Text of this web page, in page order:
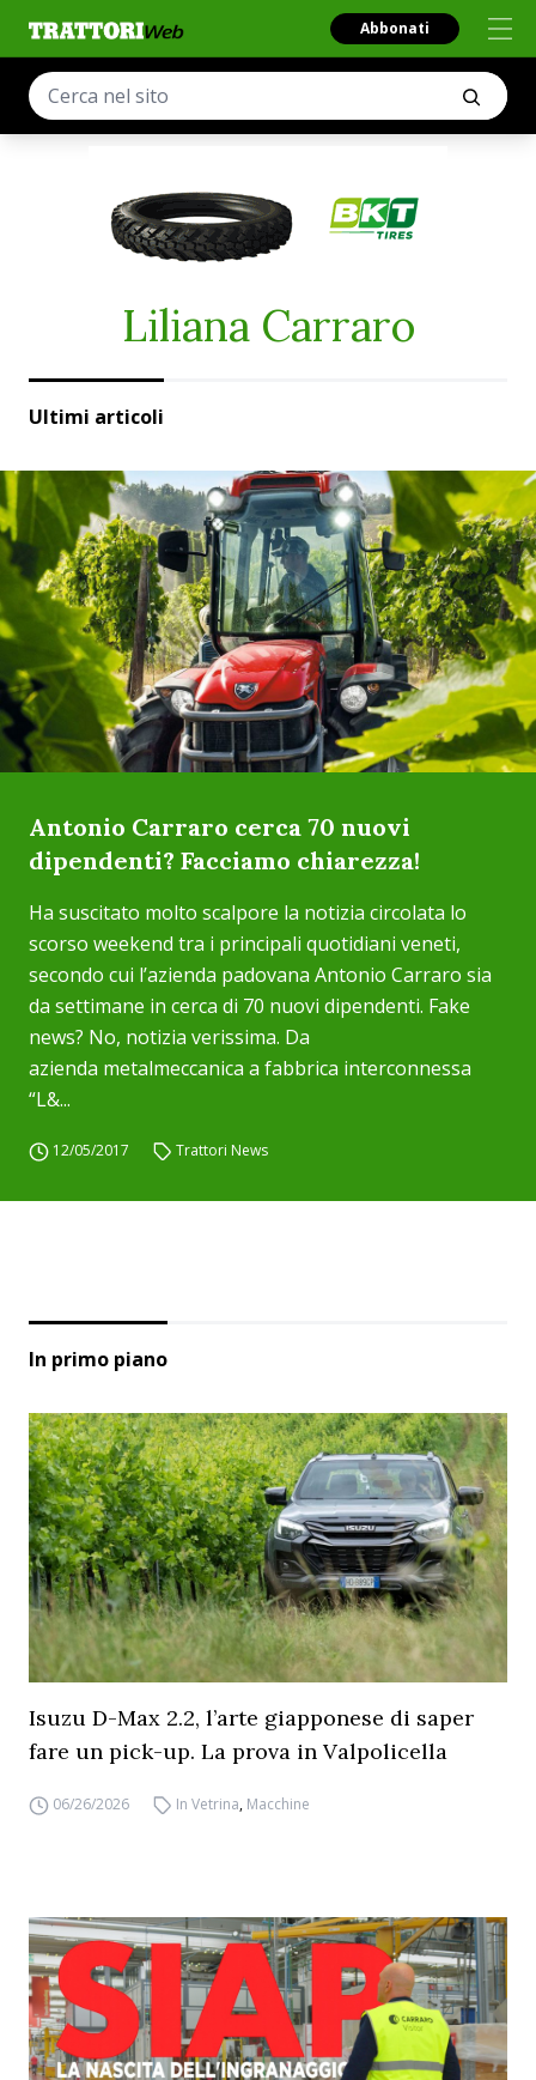
Abbonati
Liliana Carraro
Ultimi articoli
Antonio Carraro cerca 70 nuovi
dipendenti? Facciamo chiarezza!
Ha suscitato molto scalpore la notizia circolata lo
scorso weekend tra i principali quotidiani veneti,
secondo cui l’azienda padovana Antonio Carraro sia
da settimane in cerca di 70 nuovi dipendenti. Fake
news? No, notizia verissima. Da
azienda metalmeccanica a fabbrica interconnessa
“L&...
12/05/2017 Trattori News
In primo piano
Isuzu D-Max 2.2, l’arte giapponese di saper
fare un pick-up. La prova in Valpolicella
06/26/2026 In Vetrina, Macchine